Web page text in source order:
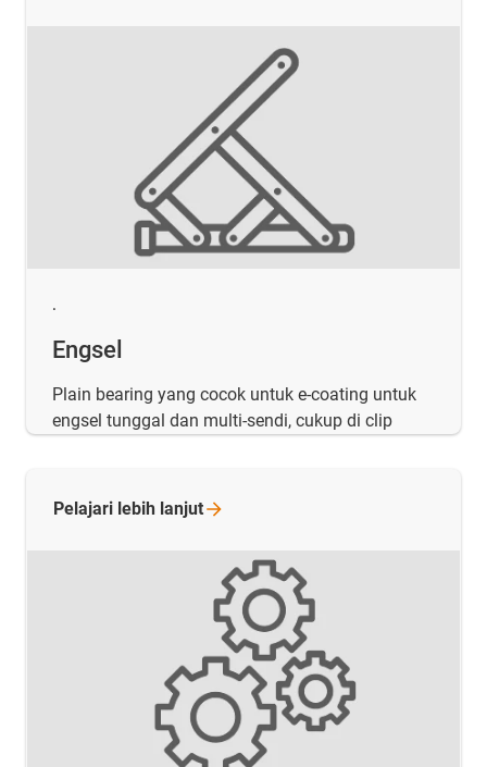
.
Engsel
Plain bearing yang cocok untuk e-coating untuk
engsel tunggal dan multi-sendi, cukup di clip
Pelajari lebih lanjut